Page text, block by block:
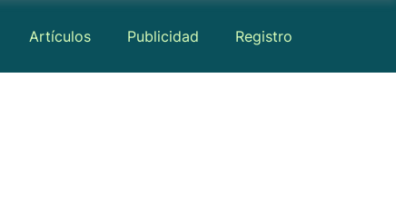
Artículos Publicidad Registro